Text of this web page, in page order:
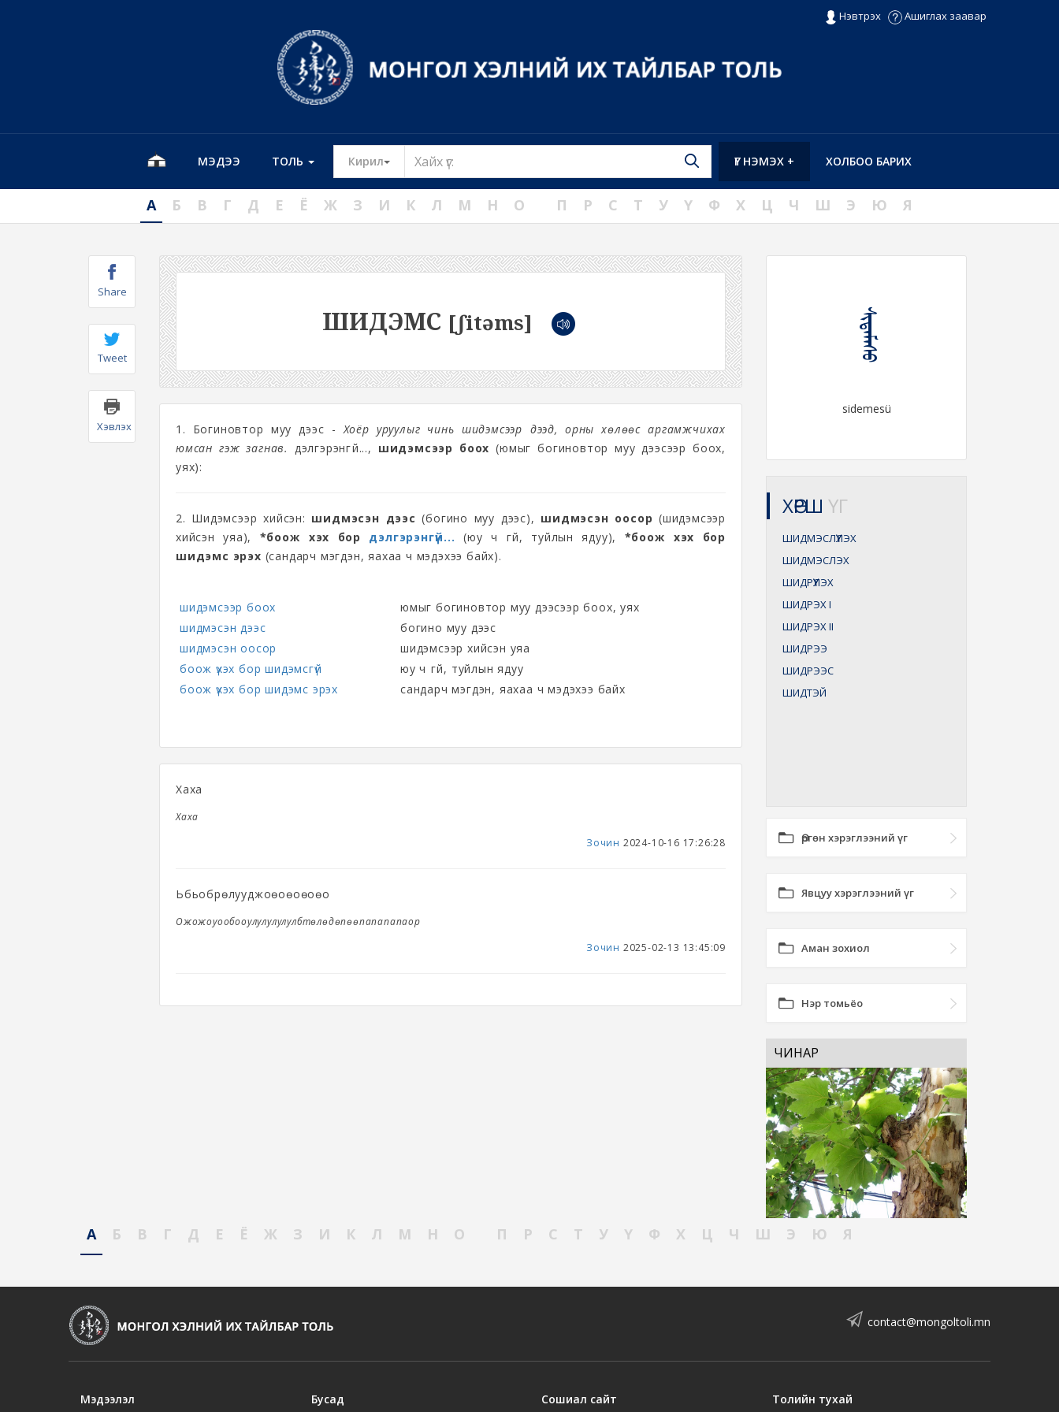
Нэвтрэх Ашиглах заавар
МЭДЭЭ ТОЛЬ Кирил Toggle Dropdown ХОЛБОО БАРИХ
ҮГ НЭМЭХ +
А Б В Г Д Е Ё Ж З И К Л М Н О П Р С Т У Ү Ф Х Ц Ч Ш Э Ю Я
Share
Tweet
Хэвлэх
ШИДЭМС [ʃitəms]
1. Богиновтор муу дээс -Хоёр уруулыг чинь шидэмсээр үдээд, орны хөлөөс аргамжчихах
юмсан гэж загнав. дэлгэрэнгүй..., шидэмсээр боох (юмыг богиновтор муу дээсээр боох,
уях):
2. Шидэмсээр хийсэн: шидмэсэн дээс (богино муу дээс), шидмэсэн оосор (шидэмсээр
хийсэн уяа), *боож үхэх бор дэлгэрэнгүй... (юу ч үгүй, туйлын ядуу), *боож үхэх бор
шидэмс эрэх (сандарч мэгдэн, яахаа ч мэдэхээ байх).
шидэмсээр боох
юмыг богиновтор муу дээсээр боох, уях
шидмэсэн дээс
богино муу дээс
шидмэсэн оосор
шидэмсээр хийсэн уяа
боож үхэх бор шидэмсгүй
юу ч үгүй, туйлын ядуу
боож үхэх бор шидэмс эрэх
сандарч мэгдэн, яахаа ч мэдэхээ байх
Хаха
Хаха
Зочин 2024-10-16 17:26:28
Ьбьобрөлууджоөоөоөоөо
Ожожоуообооулулулулулбтөлөдөпөөпапапапаор
Зочин 2025-02-13 13:45:09
ᠰᠢᠳᠡᠮᠡᠰᠦ
sidemesü
ХӨРШ ҮГ
ШИДМЭСЛҮҮЛЭХ
ШИДМЭСЛЭХ
ШИДРҮҮЛЭХ
ШИДРЭХI
ШИДРЭХII
ШИДРЭЭ
ШИДРЭЭС
ШИДТЭЙ
Өргөн хэрэглээний үг
Явцуу хэрэглээний үг
Аман зохиол
Нэр томьёо
ЧИНАР
А Б В Г Д Е Ё Ж З И К Л М Н О П Р С Т У Ү Ф Х Ц Ч Ш Э Ю Я
contact@mongoltoli.mn
Мэдээлэл Бусад Сошиал сайт Толийн тухай